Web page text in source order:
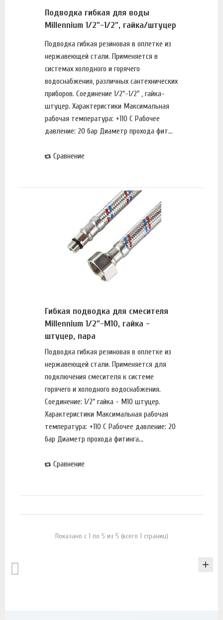
Подводка гибкая для воды
Millennium 1/2"-1/2", гайка/штуцер
Подводка гибкая резиновая в оплетке из
нержавеющей стали. Применяется в
системах холодного и горячего
водоснабжения, различных сантехнических
приборов. Соединение 1/2"-1/2" , гайка-
штуцер. Характеристики Максимальная
рабочая температура: +110 С Рабочее
давление: 20 бар Диаметр прохода фит...
Сравнение
Гибкая подводка для смесителя
Millennium 1/2"-М10, гайка -
штуцер, пара
Подводка гибкая резиновая в оплетке из
нержавеющей стали. Применяется для
подключения смесителя к системе
горячего и холодного водоснабжения.
Соединение: 1/2" гайка - М10 штуцер.
Характеристики Максимальная рабочая
температура: +110 С Рабочее давление: 20
бар Диаметр прохода фитинга...
Сравнение
Показано с 1 по 5 из 5 (всего 1 страниц)